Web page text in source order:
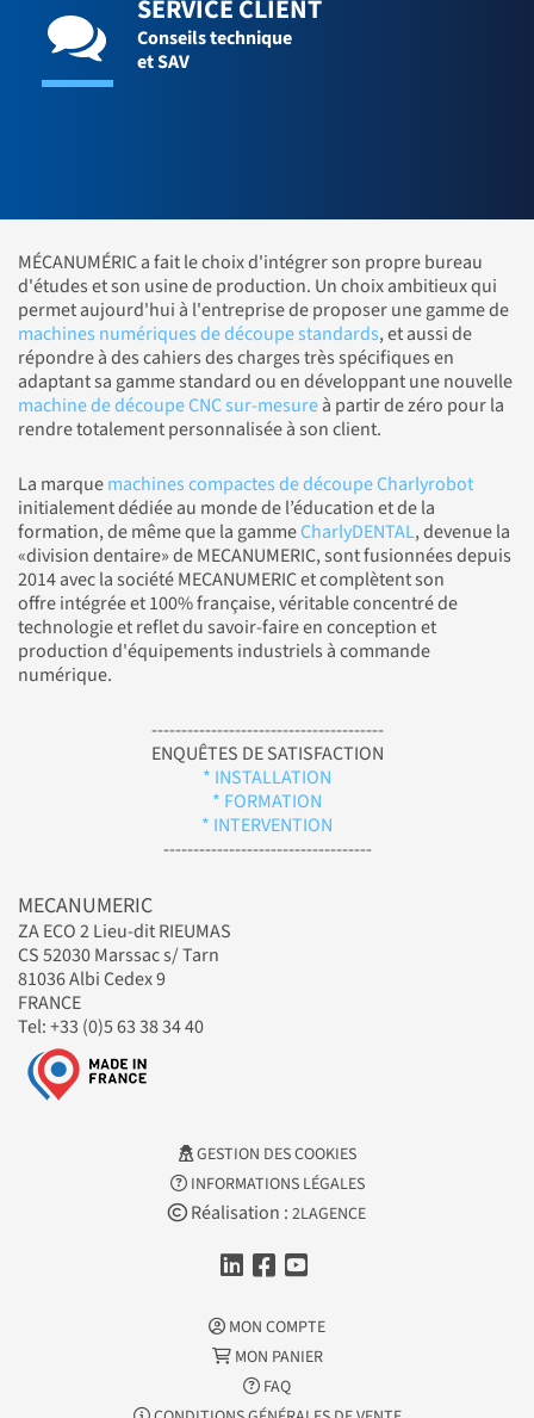
SERVICE CLIENT
Conseils technique
et SAV
MÉCANUMÉRIC a fait le choix d'intégrer son propre bureau
d'études et son usine de production. Un choix ambitieux qui
permet aujourd'hui à l'entreprise de proposer une gamme de
machines numériques de découpe standards, et aussi de
répondre à des cahiers des charges très spécifiques en
adaptant sa gamme standard ou en développant une nouvelle
machine de découpe CNC sur-mesureà partir de zéro pour la
rendre totalement personnalisée à son client.
La marquemachines compactes de découpe Charlyrobot
initialement dédiée au monde de l’éducation et de la
formation, de même que la gammeCharlyDENTAL, devenue la
«division dentaire» de MECANUMERIC, sont fusionnées depuis
2014 avec la société MECANUMERIC et complètent son
offre intégrée et 100% française, véritable concentré de
technologie et reflet du savoir-faire en conception et
production d'équipements industriels à commande
numérique.
---------------------------------------
ENQUÊTES DE SATISFACTION
* INSTALLATION
* FORMATION
* INTERVENTION
-----------------------------------
MECANUMERIC
ZA ECO 2 Lieu-dit RIEUMAS
CS 52030 Marssac s/ Tarn
81036 Albi Cedex 9
FRANCE
Tel: +33 (0)5 63 38 34 40
GESTION DES COOKIES
INFORMATIONS LÉGALES
Réalisation : 2LAGENCE
MON COMPTE
MON PANIER
FAQ